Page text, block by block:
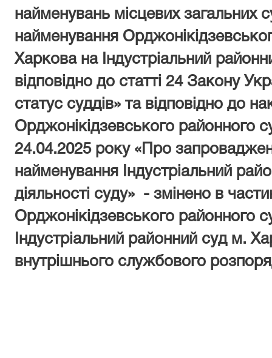
найменувань місцевих загальних
найменування
Харкова на Індустріальний
відповідно до статті 24 Закону
статус суддів» та відповідно до
Орджонікідзевського районного
24.04.2025 року «Про
найменування Індустріальний
діяльності суду» - змінено в
Орджонікідзевського районного
Індустріальний районний суд м.
внутрішнього службового